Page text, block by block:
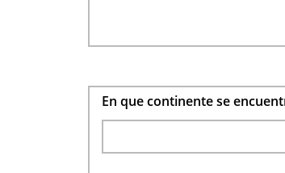
En que continente se